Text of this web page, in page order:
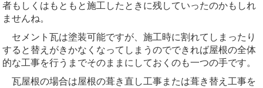
者もしくはもともと施工したときに残していったのかもしれ
ませんね。
セメント瓦は塗装可能ですが、施工時に割れてしまったり
すると替えがきかなくなってしまうのでできれば屋根の全体
的な工事を行うまでそのままにしておくのも一つの手です。
瓦屋根の場合は屋根の葺き直し工事または葺き替え工事を